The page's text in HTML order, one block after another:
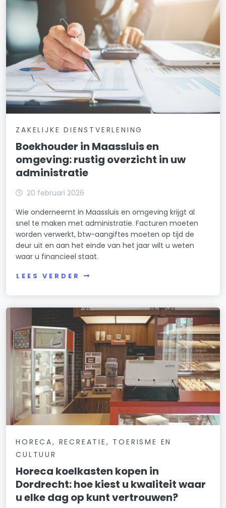
ZAKELIJKE DIENSTVERLENING
Boekhouder in Maassluis en
omgeving: rustig overzicht in uw
administratie
20 februari 2026
Wie onderneemt in Maassluis en omgeving krijgt al
snel te maken met administratie. Facturen moeten
worden verwerkt, btw-aangiftes moeten op tijd de
deur uit en aan het einde van het jaar wilt u weten
waar u financieel staat.
LEES VERDER
HORECA, RECREATIE, TOERISME EN
CULTUUR
Horeca koelkasten kopen in
Dordrecht: hoe kiest u kwaliteit waar
u elke dag op kunt vertrouwen?